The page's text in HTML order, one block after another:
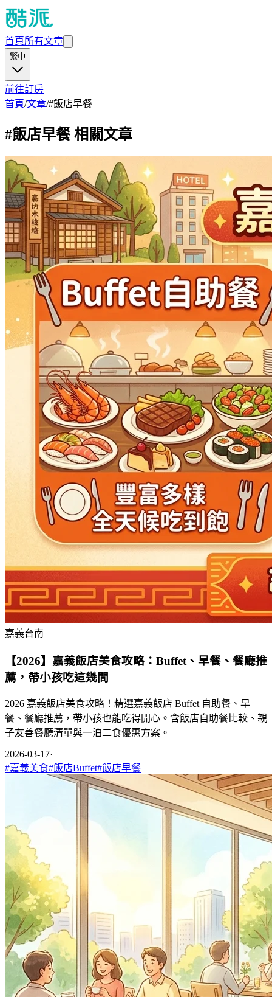
首頁所有文章
繁中
前往訂房
首頁/文章/#飯店早餐
#飯店早餐 相關文章
嘉義台南
【2026】嘉義飯店美食攻略：Buffet、早餐、餐廳推
薦，帶小孩吃這幾間
2026 嘉義飯店美食攻略！精選嘉義飯店 Buffet 自助餐、早
餐、餐廳推薦，帶小孩也能吃得開心。含飯店自助餐比較、親
子友善餐廳清單與一泊二食優惠方案。
2026-03-17·
#嘉義美食#飯店Buffet#飯店早餐